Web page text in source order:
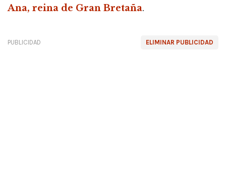
Ana, reina de Gran Bretaña.
ELIMINAR PUBLICIDAD
PUBLICIDAD